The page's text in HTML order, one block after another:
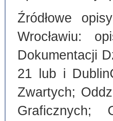
Źródłowe
Wrocławiu:
Dokumentacji
21 lub i
Zwartych;
Graficznych;